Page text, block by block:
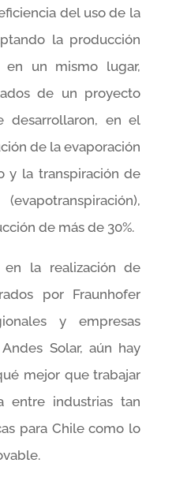
del uso de la
la producción
en un mismo lugar,
de un proyecto
desarrollaron, en el
de la evaporación
y la transpiración de
de más de 30%.
en la realización de
por Fraunhofer
y empresas
Solar, aún hay
mejor que trabajar
entre industrias tan
para Chile como lo